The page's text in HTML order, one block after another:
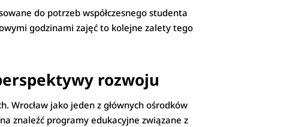
do potrzeb współczesnego studenta
godzinami zajęć to kolejne zalety tego
rozwoju
Wrocław jako jeden z głównych ośrodków
znaleźć programy edukacyjne związane z